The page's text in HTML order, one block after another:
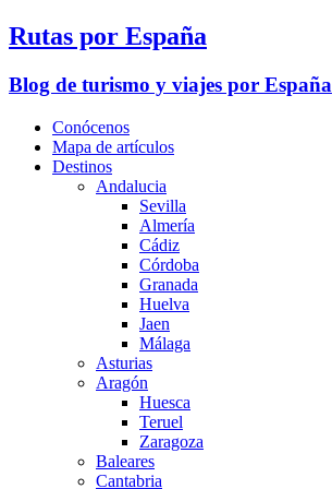
Rutas por España
Blog de turismo y viajes por España
Conócenos
Mapa de artículos
Destinos
Andalucia
Sevilla
Almería
Cádiz
Córdoba
Granada
Huelva
Jaen
Málaga
Asturias
Aragón
Huesca
Teruel
Zaragoza
Baleares
Cantabria